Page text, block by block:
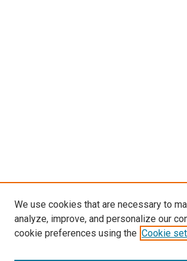
We use cookies that are necessary to
analyze, improve, and personalize our
cookie preferences using the Cookie